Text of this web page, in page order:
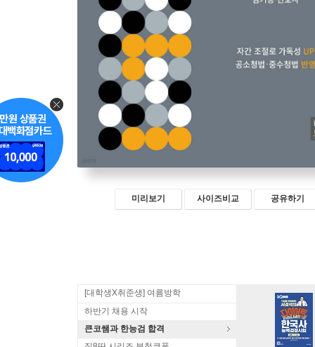
미리보기 사이즈비교 공유하기
[대학생X취준생] 여름방학
하반기 채용 시작
큰코쌤과 한능검 합격